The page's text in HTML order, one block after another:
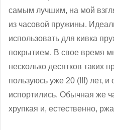
самым лучшим, на мой
из часовой пружины.
использовать для кивка
покрытием. В свое время
несколько десятков таких
пользуюсь уже 20 (!!!) лет, и
испортились. Обычная же
хрупкая и, естественно,